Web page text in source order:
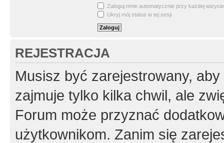
Zaloguj mnie automatycznie przy każdej wizycie
Ukryj mój status w tej sesji
REJESTRACJA
Musisz być zarejestrowany,
zajmuje tylko kilka chwil, ale
Forum może przyznać
użytkownikom. Zanim się